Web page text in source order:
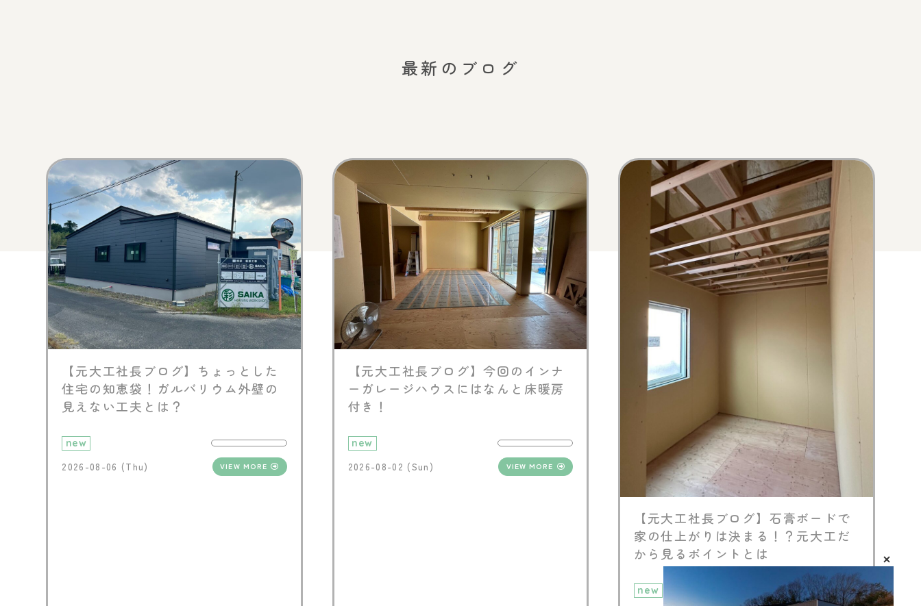
最新のブログ
【元大工社長ブログ】ちょっとした
住宅の知恵袋！ガルバリウム外壁の
見えない工夫とは？
new
2026-08-06 (Thu) VIEW MORE
【元大工社長ブログ】今回のインナ
ーガレージハウスにはなんと床暖房
付き！
new
2026-08-02 (Sun) VIEW MORE
【元大工社長ブログ】石膏ボードで
家の仕上がりは決まる！？元大工だ
から見るポイントとは
new